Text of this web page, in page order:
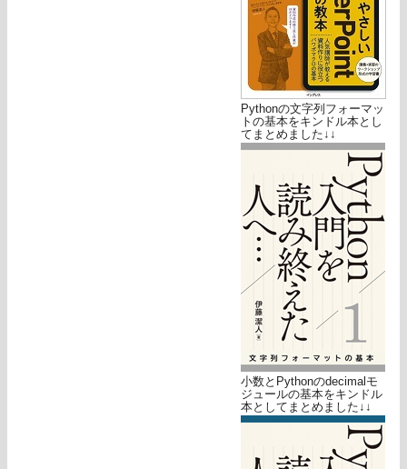
Pythonの文字列フォーマッ
トの基本をキンドル本とし
てまとめました↓↓
小数とPythonのdecimalモ
ジュールの基本をキンドル
本としてまとめました↓↓